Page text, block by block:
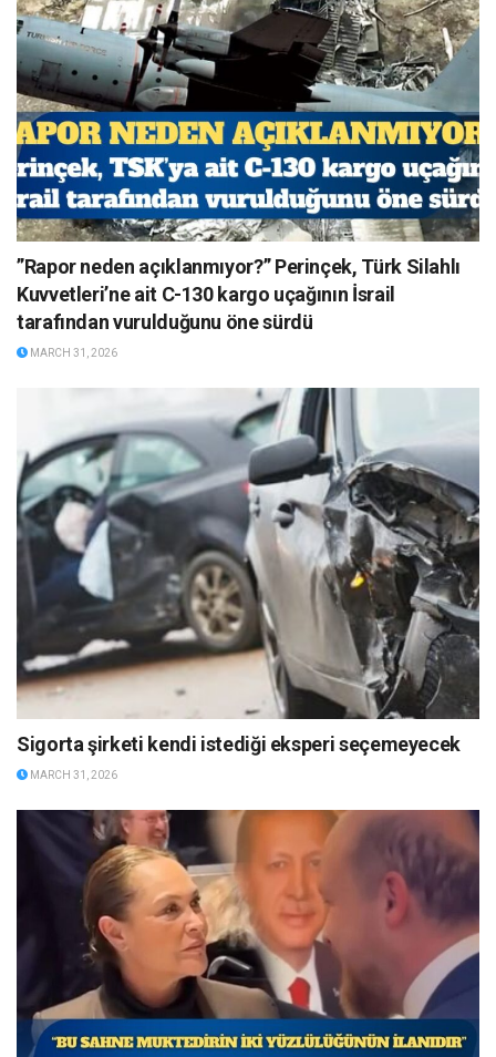
”Rapor neden açıklanmıyor?” Perinçek, Türk Silahlı
Kuvvetleri’ne ait C-130 kargo uçağının İsrail
tarafından vurulduğunu öne sürdü
MARCH 31, 2026
Sigorta şirketi kendi istediği eksperi seçemeyecek
MARCH 31, 2026